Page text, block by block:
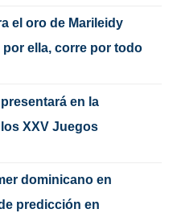
el oro de Marileidy
por ella, corre por todo
en la
XXV Juegos
dominicano en
predicción en